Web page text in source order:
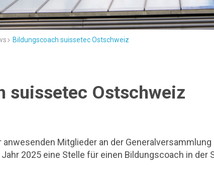
Bildungscoach suissetec Ostschweiz
suissetec Ostschweiz
Mitglieder an der Generalversammlung
2025 eine Stelle für einen Bildungscoach in der